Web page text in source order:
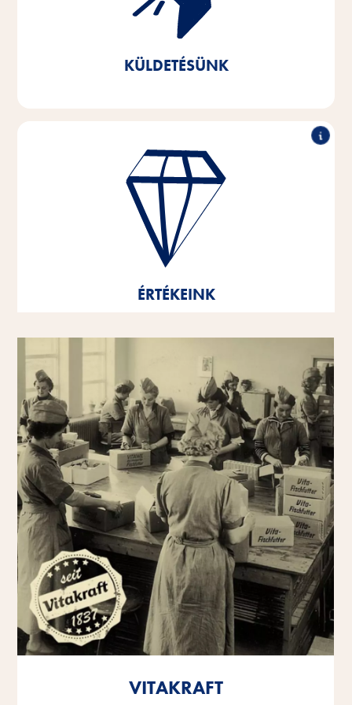
KÜLDETÉSÜNK
maximálisan megfelelő termékeket. Fenntartható
üzleti magatartásunkkal hozzájárulunk a létfontosságú
természeti erőforrások megőrzéséhez.
ÉRTÉKEINK
Kiemelkedő teljesítmény, partneri együttműködés,
innovatív erő és felelős magatartás - ezek vállalatunk
értékeinek alappillérei.
Ezek az értékek jelentik gondolkodásunk és
cselekedeteink alapját és irányvonalát, és segítenek
egyénenként, mind globális vállalatként.
VITAKRAFT
VITAKRAFT
VITAKRAFT